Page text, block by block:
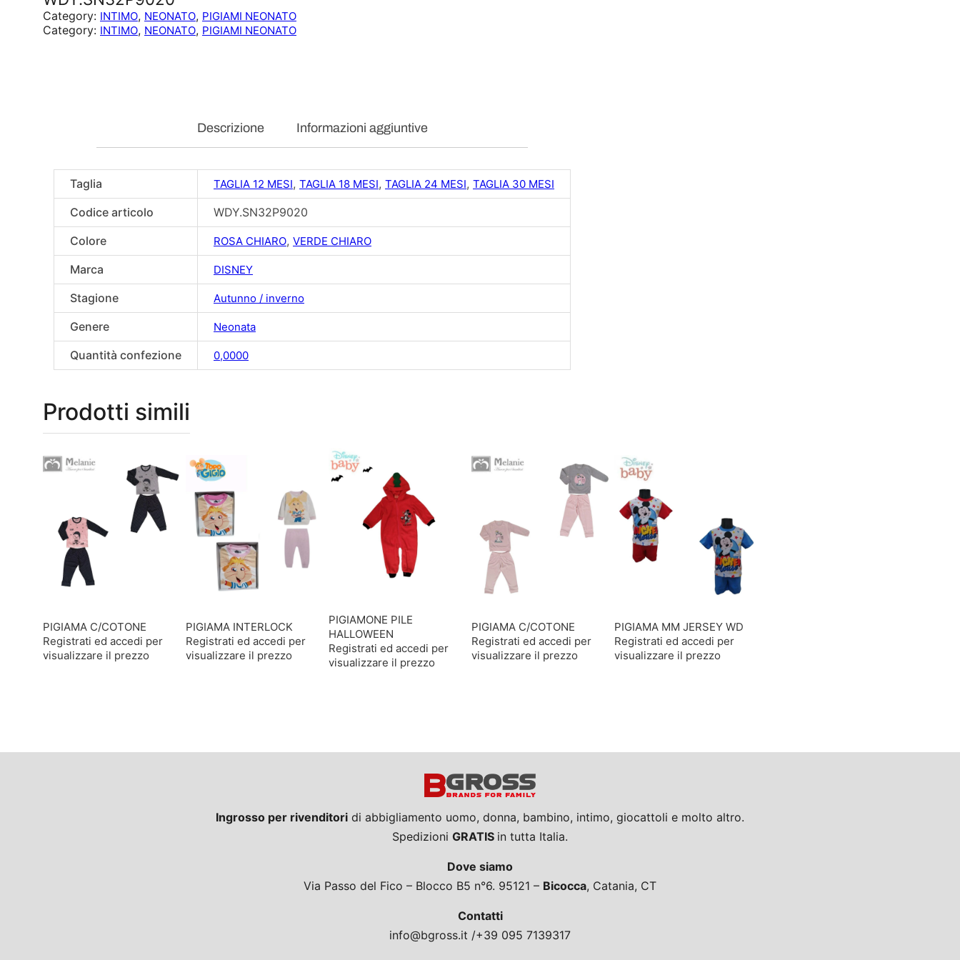
i
t
Category: INTIMO, NEONATO, PIGIAMI NEONATO
Category: INTIMO, NEONATO, PIGIAMI NEONATO
Descrizione Informazioni aggiuntive
Taglia TAGLIA 12 MESI, TAGLIA 18 MESI, TAGLIA 24 MESI, TAGLIA 30 MESI
Codice articolo
WDY.SN32P9020
Colore
ROSA CHIARO, VERDE CHIARO
Marca DISNEY
Stagione Autunno / inverno
Genere Neonata
Quantità confezione 0,0000
Prodotti simili
PIGIAMA C/COTONE
Registrati ed accedi per
visualizzare il prezzo
PIGIAMA INTERLOCK
Registrati ed accedi per
visualizzare il prezzo
PIGIAMONE PILE
HALLOWEEN
Registrati ed accedi per
visualizzare il prezzo
PIGIAMA C/COTONE
Registrati ed accedi per
visualizzare il prezzo
PIGIAMA MM JERSEY WD
Registrati ed accedi per
visualizzare il prezzo
Ingrosso per rivenditori di abbigliamento uomo, donna, bambino, intimo, giocattoli e molto altro.
Spedizioni GRATIS in tutta Italia.
Dove siamo
Via Passo del Fico – Blocco B5 n°6. 95121 – Bicocca, Catania, CT
Contatti
info@bgross.it /+39 095 7139317